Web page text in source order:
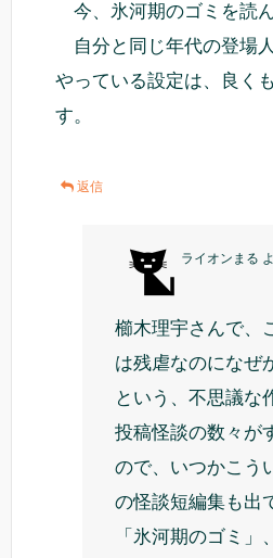
今、氷河期のゴミを読ん
自分と同じ年代の登場
やっている設定は、良く
す。
返信
ライオンまる
櫛木理宇さんで、
は残虐なのになぜ
という、不思議な
投稿怪談の数々が
ので、いつかこう
の怪談短編集も出
「氷河期のゴミ